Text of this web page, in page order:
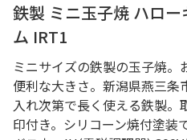
鉄製 ミニ玉子焼 ハロ
ム IRT1
ミニサイズの鉄製の玉子焼。
便利な大きさ。新潟県燕三
入れ次第で長く使える鉄製。
印付き。シリコーン焼付塗装